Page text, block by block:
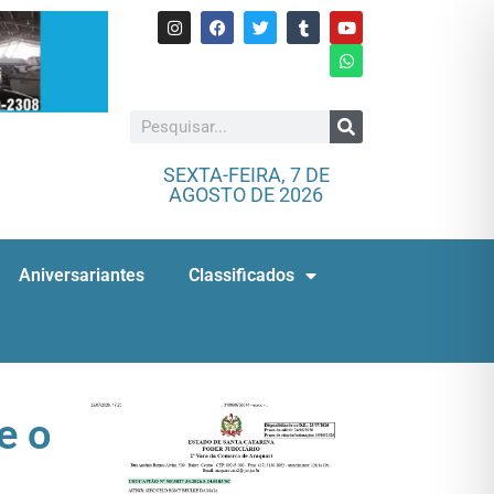
SEXTA-FEIRA, 7 DE
AGOSTO DE 2026
Aniversariantes Classificados
o